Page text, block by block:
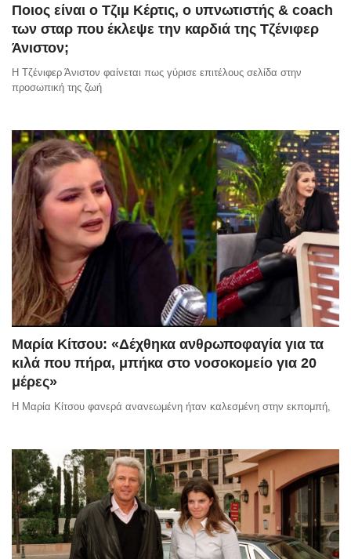
Ποιος είναι ο Τζιμ Κέρτις, ο υπνωτιστής & coach
των σταρ που έκλεψε την καρδιά της Τζένιφερ
Άνιστον;
Η Τζένιφερ Άνιστον φαίνεται πως γύρισε επιτέλους σελίδα στην
προσωπική της ζωή
Μαρία Κίτσου: «Δέχθηκα ανθρωποφαγία για τα
κιλά που πήρα, μπήκα στο νοσοκομείο για 20
μέρες»
Η Μαρία Κίτσου φανερά ανανεωμένη ήταν καλεσμένη στην εκπομπή,